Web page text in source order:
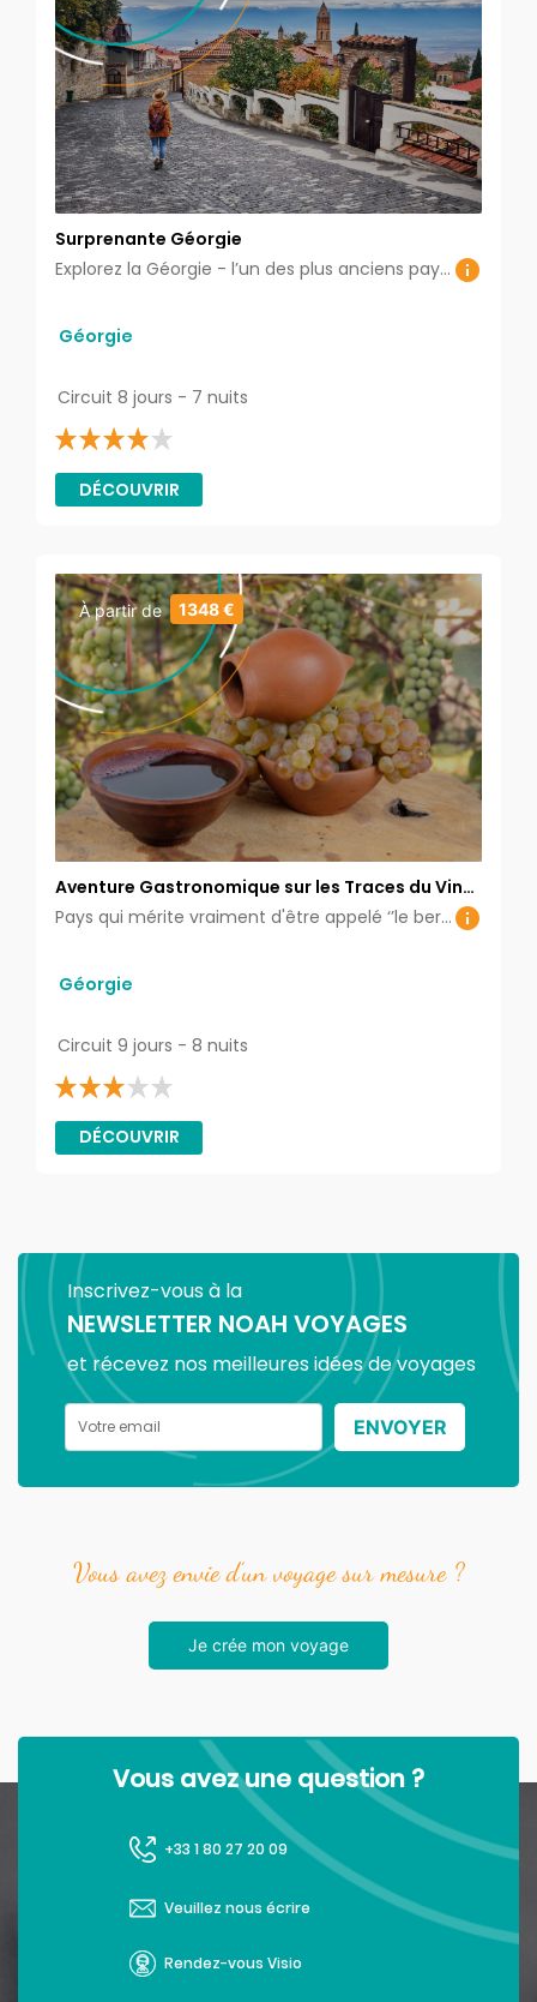
Surprenante Géorgie
Explorez la Géorgie - l’un des plus anciens pays, préservant toujours sa culture inédite et son histoire séculaire, sa langue, ses traditions ancestrales originales et sa foi chrétienne dans des paysages époustouflants.
Géorgie
Circuit 8 jours - 7 nuits
DÉCOUVRIR
À partir de 1348 €
Aventure Gastronomique sur les Traces du Vin
géorgien
Pays qui mérite vraiment d'être appelé ‘’le berceau du vin ‘’. La Géorgie cultive l'art du bien manger et du bien boire. C'est le seul endroit où vous pouvez savourer une combinaison de vins et de plats exquis
Géorgie
Circuit 9 jours - 8 nuits
DÉCOUVRIR
Inscrivez-vous à la
NEWSLETTER NOAH VOYAGES
et récevez nos meilleures idées de voyages
ENVOYER
Vous avez envie d’un voyage sur mesure ?
Je crée mon voyage
Vous avez une question ?
+33 1 80 27 20 09
Veuillez nous écrire
Rendez-vous Visio